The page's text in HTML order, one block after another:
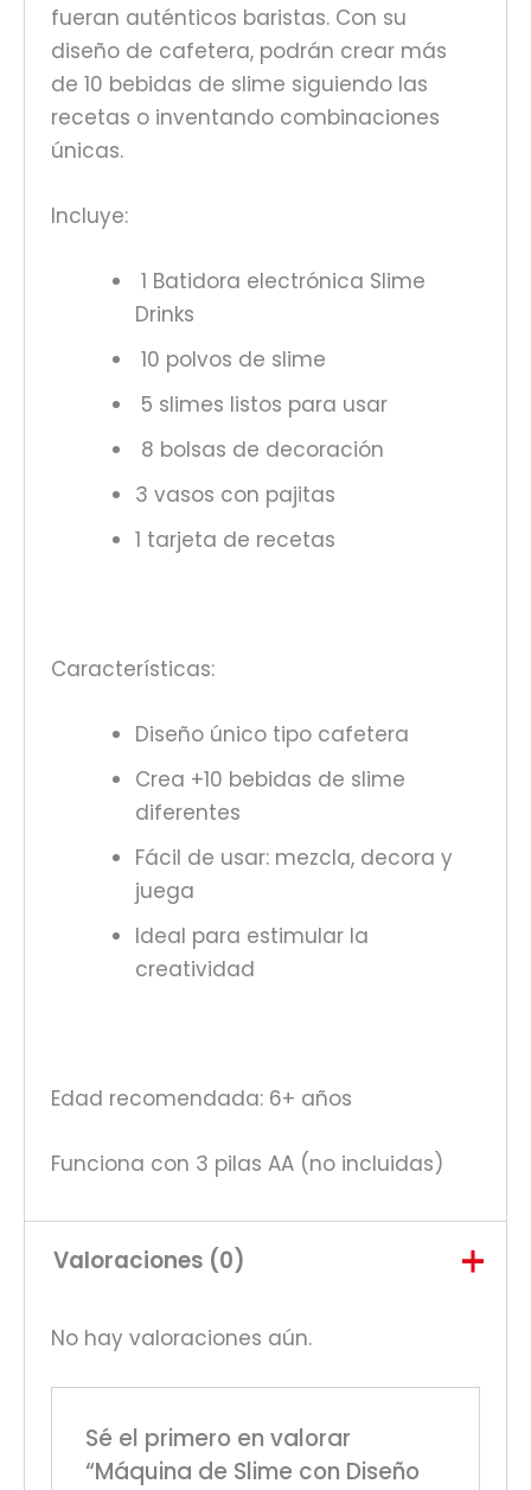
fueran auténticos baristas. Con su
diseño de cafetera, podrán crear más
de 10 bebidas de slime siguiendo las
recetas o inventando combinaciones
únicas.
Incluye:
1 Batidora electrónica Slime
Drinks
10 polvos de slime
5 slimes listos para usar
8 bolsas de decoración
3 vasos con pajitas
1 tarjeta de recetas
Características:
Diseño único tipo cafetera
Crea +10 bebidas de slime
diferentes
Fácil de usar: mezcla, decora y
juega
Ideal para estimular la
creatividad
Edad recomendada: 6+ años
Funciona con 3 pilas AA (no incluidas)
Valoraciones (0)
No hay valoraciones aún.
Sé el primero en valorar
“Máquina de Slime con Diseño